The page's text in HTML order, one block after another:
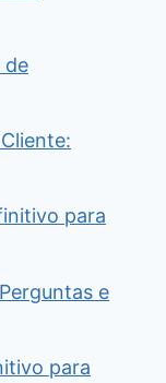
de
para
e
para